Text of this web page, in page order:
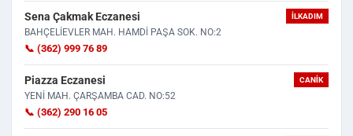
Sena Çakmak Eczanesi İLKADIM
BAHÇELİEVLER MAH. HAMDİ PAŞA SOK. NO:2
📞 (362) 999 76 89
Piazza Eczanesi CANIK
YENİ MAH. ÇARŞAMBA CAD. NO:52
📞 (362) 290 16 05